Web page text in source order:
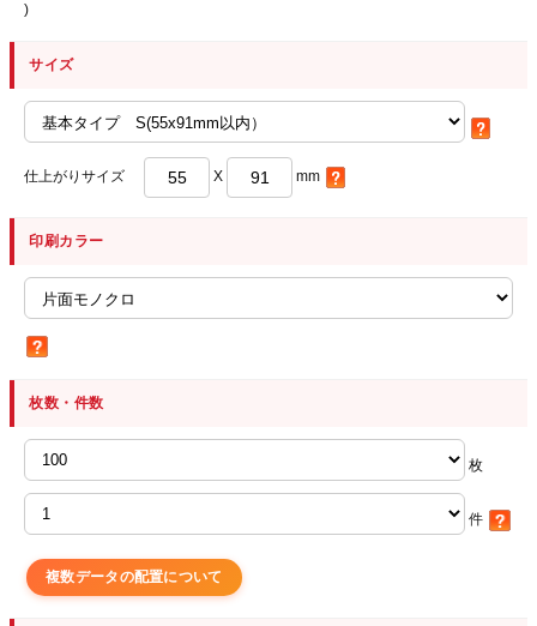
)
サイズ
仕上がりサイズ X mm
印刷カラー
枚数・件数
枚
件
複数データの配置について